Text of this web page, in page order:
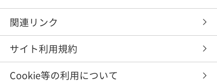
関連リンク
サイト利用規約
Cookie等の利用について